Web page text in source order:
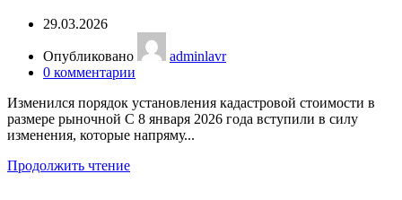
29.03.2026
Опубликовано
adminlavr
0 комментарии
Изменился порядок установления кадастровой стоимости в
размере рыночной С 8 января 2026 года вступили в силу
изменения, которые напряму...
Продолжить чтение